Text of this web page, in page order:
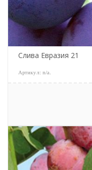
Слива Евразия 21
Артикул: n/a